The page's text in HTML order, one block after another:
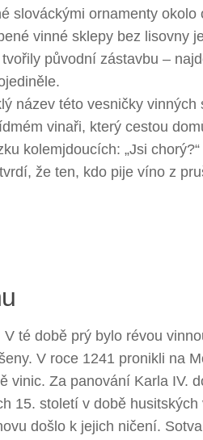
slováckými ornamenty
vinné sklepy bez lisovny
původní zástavbu –
název této vesničky
vinaři, který cestou
kolemjdoucích: „Jsi
že ten, kdo pije víno z
té době prý bylo révou
V roce 1241 pronikli na
vinic. Za panování Karla IV.
15. století v době
došlo k jejich ničení.